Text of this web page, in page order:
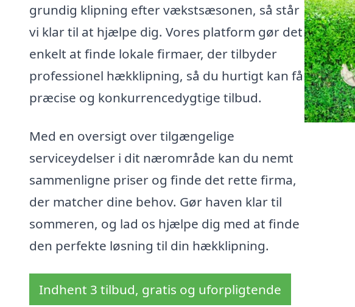
grundig klipning efter vækstsæsonen, så står
vi klar til at hjælpe dig. Vores platform gør det
enkelt at finde lokale firmaer, der tilbyder
professionel hækklipning, så du hurtigt kan få
præcise og konkurrencedygtige tilbud.
Med en oversigt over tilgængelige
serviceydelser i dit nærområde kan du nemt
sammenligne priser og finde det rette firma,
der matcher dine behov. Gør haven klar til
sommeren, og lad os hjælpe dig med at finde
den perfekte løsning til din hækklipning.
Indhent 3 tilbud, gratis og uforpligtende